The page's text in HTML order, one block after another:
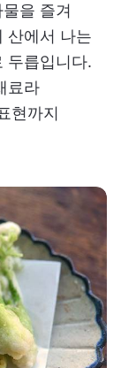
을 즐겨
산에서 나는
두릅입니다.
료라
현까지